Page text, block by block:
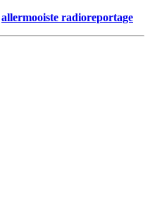
allermooiste radioreportage